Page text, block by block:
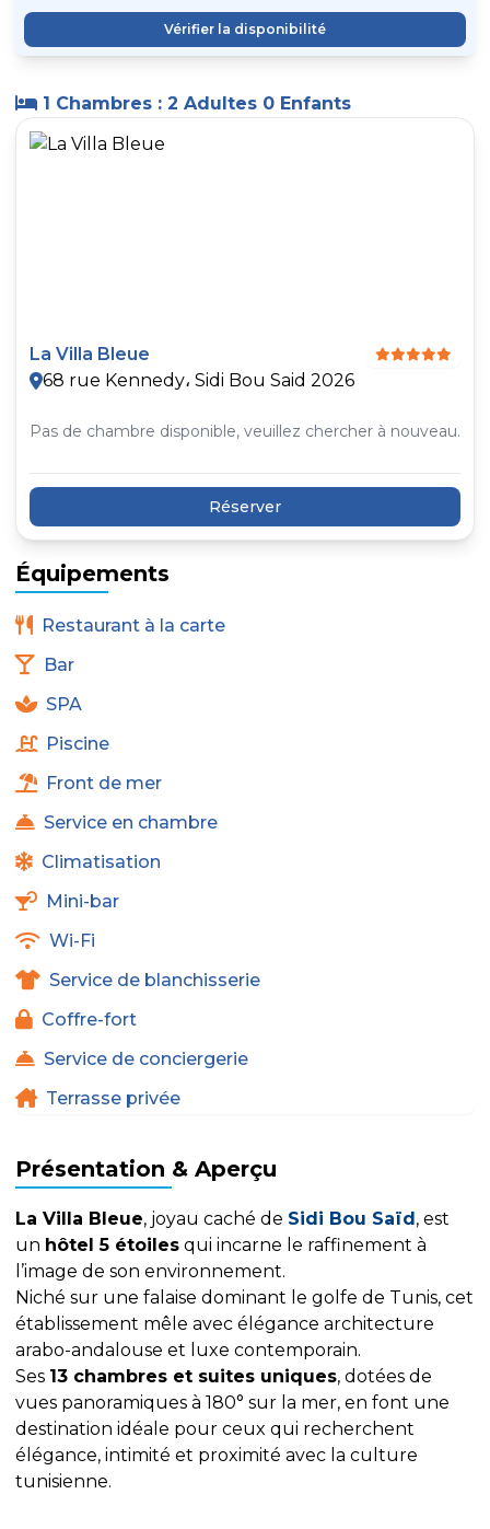
Vérifier la disponibilité
1 Chambres : 2 Adultes 0 Enfants
La Villa Bleue
68 rue Kennedy، Sidi Bou Said 2026
Pas de chambre disponible, veuillez chercher à nouveau.
Réserver
Équipements
Restaurant à la carte
Bar
SPA
Piscine
Front de mer
Service en chambre
Climatisation
Mini-bar
Wi-Fi
Service de blanchisserie
Coffre-fort
Service de conciergerie
Terrasse privée
Présentation & Aperçu
La Villa Bleue, joyau caché de Sidi Bou Saïd, est
un hôtel 5 étoiles qui incarne le raffinement à
l’image de son environnement.
Niché sur une falaise dominant le golfe de Tunis, cet
établissement mêle avec élégance architecture
arabo-andalouse et luxe contemporain.
Ses 13 chambres et suites uniques, dotées de
vues panoramiques à 180° sur la mer, en font une
destination idéale pour ceux qui recherchent
élégance, intimité et proximité avec la culture
tunisienne.